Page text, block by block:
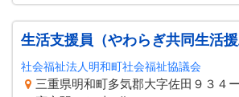
生活支援員（やわらぎ共同生活援
社会福祉法人明和町社会福祉協議会
三重県明和町多気郡大字佐田９３４